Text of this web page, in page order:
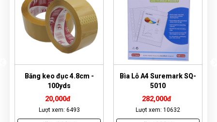
4.8cm -
Bìa Lỗ A4 Suremark SQ-
Lượt xem: 10632
Bìa nút A4
Lượt xem: 6353